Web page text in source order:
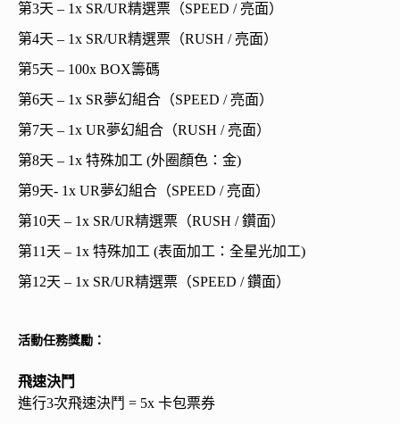
第3天 – 1x SR/UR精選票（SPEED / 亮面）
第4天 – 1x SR/UR精選票（RUSH / 亮面）
第5天 – 100x BOX籌碼
第6天 – 1x SR夢幻組合（SPEED / 亮面）
第7天 – 1x UR夢幻組合（RUSH / 亮面）
第8天 – 1x 特殊加工 (外圈顏色：金)
第9天- 1x UR夢幻組合（SPEED / 亮面）
第10天 – 1x SR/UR精選票（RUSH / 鑽面）
第11天 – 1x 特殊加工 (表面加工：全星光加工)
第12天 – 1x SR/UR精選票（SPEED / 鑽面）
活動任務獎勵：
飛速決鬥
進行3次飛速決鬥 = 5x 卡包票券